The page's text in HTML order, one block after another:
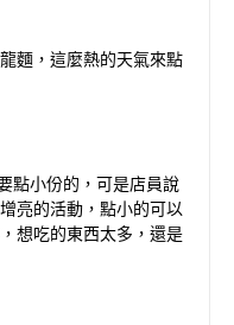
麵，這麼熱的天氣來點
點小份的，可是店員說
亮的活動，點小的可以
想吃的東西太多，還是